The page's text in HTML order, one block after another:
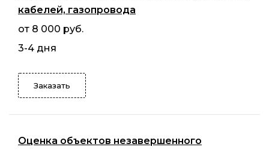
кабелей, газопровода
от 8 000 руб.
3-4 дня
Заказать
Оценка объектов незавершенного